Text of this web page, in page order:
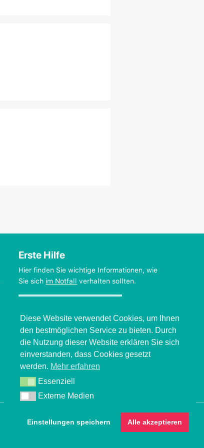
Erste Hilfe
Hier finden Sie wichtige Informationen, wie
Sie sich im Notfall verhalten sollten.
© 2026 Deutsche Epilepsievereinigung
Diese Website verwendet Cookies, um Ihnen
den bestmöglichen Service zu bieten. Durch
die Nutzung dieser Website erklären Sie sich
einverstanden, dass Cookies gesetzt
werden. Mehr erfahren
EssenziellEssenziell
Externe Medien
Externe Medien
Einstellungen speichern Alle akzeptieren